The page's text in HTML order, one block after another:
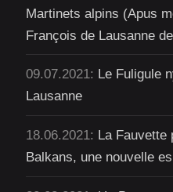
Martinets alpins (Apus
François de Lausanne
09.07.2021: Le Fuligule
Lausanne
18.06.2021: La Fauvette
Balkans, une nouvelle